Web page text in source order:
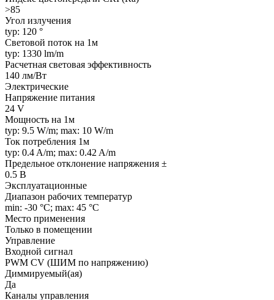
>85
Угол излучения
typ: 120 °
Световой поток на 1м
typ: 1330 lm/m
Расчетная световая эффективность
140 лм/Вт
Электрические
Напряжение питания
24 V
Мощность на 1м
typ: 9.5 W/m; max: 10 W/m
Ток потребления 1м
typ: 0.4 A/m; max: 0.42 A/m
Предельное отклонение напряжения ±
0.5 В
Эксплуатационные
Диапазон рабочих температур
min: -30 °C; max: 45 °C
Место применения
Только в помещении
Управление
Входной сигнал
PWM СV (ШИМ по напряжению)
Диммируемый(ая)
Да
Каналы управления